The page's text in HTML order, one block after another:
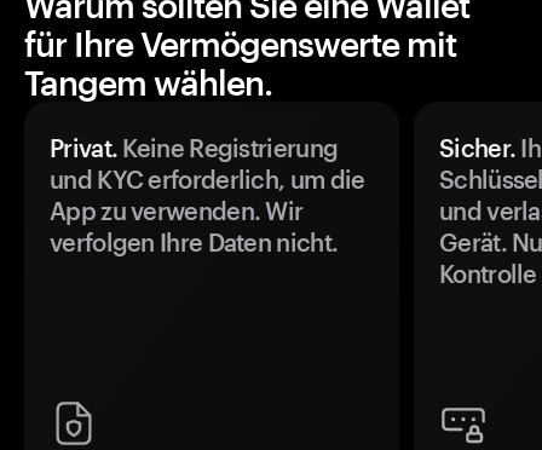
für Ihre Vermögenswerte mit
Tangem wählen.
Privat. Keine Registrierung
und KYC erforderlich, um die
App zu verwenden. Wir
verfolgen Ihre Daten nicht.
Sicher.
und
Gerät.